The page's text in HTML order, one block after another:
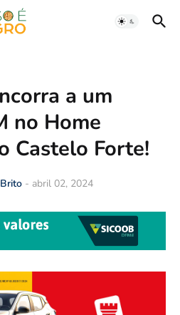
a um
no Home
Castelo Forte!
- abril 02, 2024